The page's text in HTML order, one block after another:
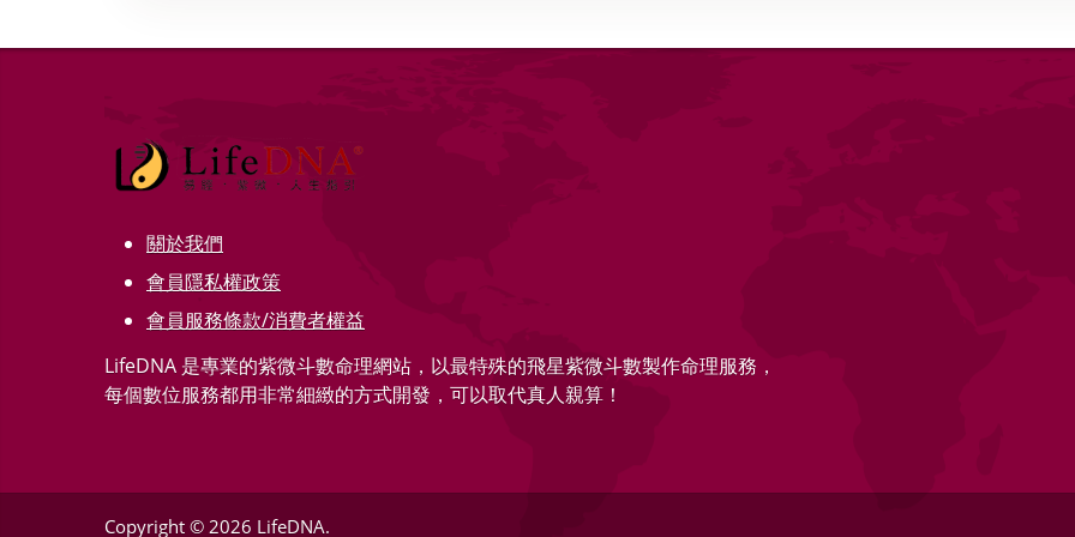
關於我們
會員隱私權政策
會員服務條款/消費者權益
LifeDNA 是專業的紫微斗數命理網站，以最特殊的飛星紫微斗數製作命理服務，
每個數位服務都用非常細緻的方式開發，可以取代真人親算！
Copyright © 2026 LifeDNA.